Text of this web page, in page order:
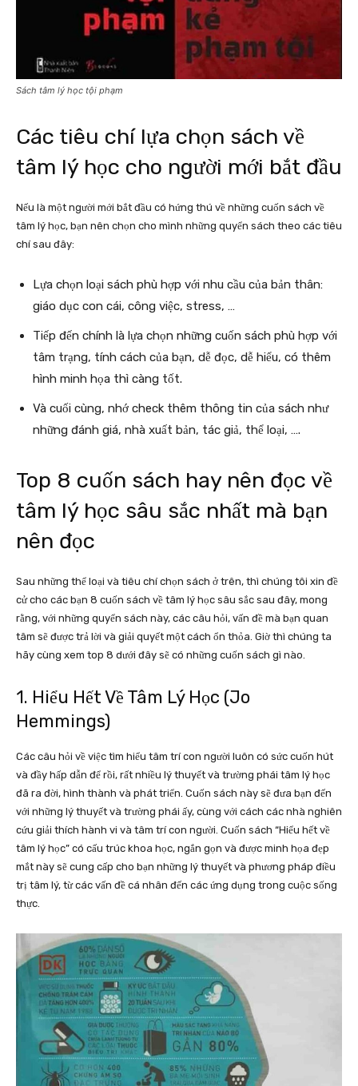
Sách tâm lý học tội phạm
Các tiêu chí lựa chọn sách về
tâm lý học cho người mới bắt đầu
Nếu là một người mới bắt đầu có hứng thú về những cuốn sách về
tâm lý học, bạn nên chọn cho mình những quyển sách theo các tiêu
chí sau đây:
Lựa chọn loại sách phù hợp với nhu cầu của bản thân:
giáo dục con cái, công việc, stress, …
Tiếp đến chính là lựa chọn những cuốn sách phù hợp với
tâm trạng, tính cách của bạn, dễ đọc, dễ hiểu, có thêm
hình minh họa thì càng tốt.
Và cuối cùng, nhớ check thêm thông tin của sách như
những đánh giá, nhà xuất bản, tác giả, thể loại, ….
Top 8 cuốn sách hay nên đọc về
tâm lý học sâu sắc nhất mà bạn
nên đọc
Sau những thể loại và tiêu chí chọn sách ở trên, thì chúng tôi xin đề
cử cho các bạn 8 cuốn sách về tâm lý học sâu sắc sau đây, mong
rằng, với những quyển sách này, các câu hỏi, vấn đề mà bạn quan
tâm sẽ được trả lời và giải quyết một cách ổn thỏa. Giờ thì chúng ta
hãy cùng xem top 8 dưới đây sẽ có những cuốn sách gì nào.
1. Hiểu Hết Về Tâm Lý Học (Jo
Hemmings)
Các câu hỏi về việc tìm hiểu tâm trí con người luôn có sức cuốn hút
và đầy hấp dẫn để rồi, rất nhiều lý thuyết và trường phái tâm lý học
đã ra đời, hình thành và phát triển. Cuốn sách này sẽ đưa bạn đến
với những lý thuyết và trường phái ấy, cùng với cách các nhà nghiên
cứu giải thích hành vi và tâm trí con người. Cuốn sách “Hiểu hết về
tâm lý học” có cấu trúc khoa học, ngắn gọn và được minh họa đẹp
mắt này sẽ cung cấp cho bạn những lý thuyết và phương pháp điều
trị tâm lý, từ các vấn đề cá nhân đến các ứng dụng trong cuộc sống
thực.